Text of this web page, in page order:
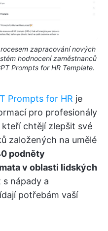
zapracování nových
hodnocení zaměstnanců
Prompts for HR Template.
Prompts for HR je
pro profesionály
chtějí zlepšit své
založených na umělé
podněty
v oblasti lidských
nápady a
potřebám vaší